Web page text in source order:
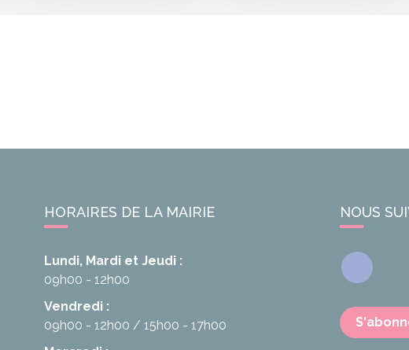
HORAIRES DE LA MAIRIE
Lundi, Mardi et Jeudi :
09h00 - 12h00
Vendredi :
09h00 - 12h00
15h00 - 17h00
NOUS
Facebook